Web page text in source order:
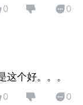
0 0
个好。。。
0 0